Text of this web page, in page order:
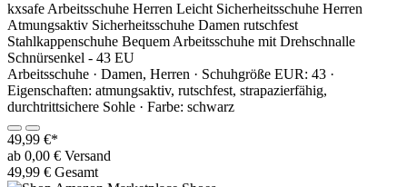
kxsafe Arbeitsschuhe Herren Leicht Sicherheitsschuhe Herren
Atmungsaktiv Sicherheitsschuhe Damen rutschfest
Stahlkappenschuhe Bequem Arbeitsschuhe mit Drehschnalle
Schnürsenkel - 43 EU
Arbeitsschuhe · Damen, Herren · Schuhgröße EUR: 43 ·
Eigenschaften: atmungsaktiv, rutschfest, strapazierfähig,
durchtrittsichere Sohle · Farbe: schwarz
49,99 €*
ab 0,00 € Versand
49,99 € Gesamt